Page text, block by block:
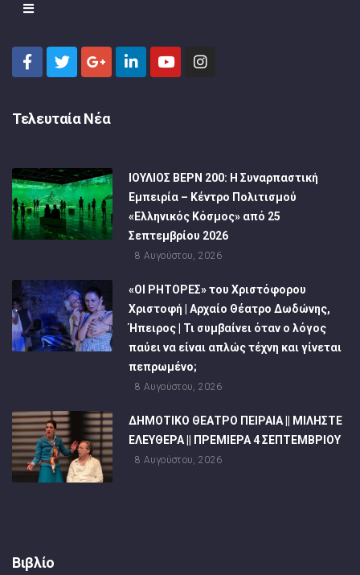
Τελευταία Νέα
ΙΟΥΛΙΟΣ ΒΕΡΝ 200: Η Συναρπαστική
Εμπειρία – Κέντρο Πολιτισμού
«Ελληνικός Κόσμος» από 25
Σεπτεμβρίου 2026
8 Αυγούστου, 2026
«ΟΙ ΡΗΤΟΡΕΣ» του Χριστόφορου
Χριστοφή | Αρχαίο Θέατρο Δωδώνης,
Ήπειρος | Τι συμβαίνει όταν ο λόγος
παύει να είναι απλώς τέχνη και γίνεται
πεπρωμένο;
8 Αυγούστου, 2026
ΔΗΜΟΤΙΚΟ ΘΕΑΤΡΟ ΠΕΙΡΑΙΑ || ΜΙΛΗΣΤΕ
ΕΛΕΥΘΕΡΑ || ΠΡΕΜΙΕΡΑ 4 ΣΕΠΤΕΜΒΡΙΟΥ
8 Αυγούστου, 2026
Βιβλίο